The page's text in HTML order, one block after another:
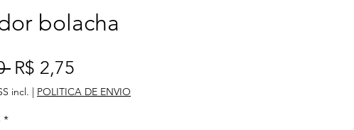
bolacha
Preço normal
R$ 2,75
incl. | POLITICA DE ENVIO
*